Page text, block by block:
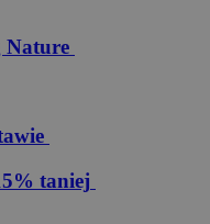
Nature
taniej